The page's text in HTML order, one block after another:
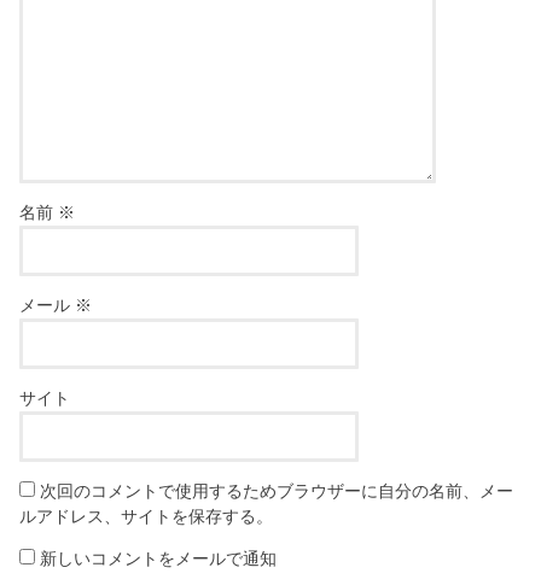
名前 ※
メール ※
サイト
次回のコメントで使用するためブラウザーに自分の名前、メー
ルアドレス、サイトを保存する。
新しいコメントをメールで通知